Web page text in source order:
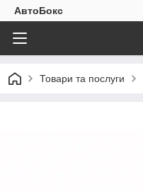
АвтоБокс
Товари та послуги